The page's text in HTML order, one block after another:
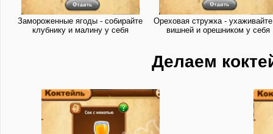
Замороженные ягоды - собирайте
клубнику и малину у себя
Ореховая стружка -
вишней и орешником у себя
Делаем